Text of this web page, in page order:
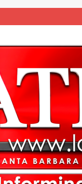
1
que permite a la policía
en lo que va del año